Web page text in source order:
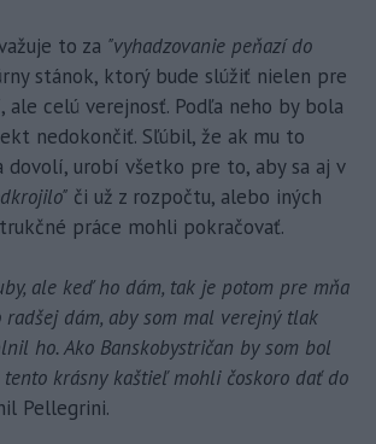
to za "vyhadzovanie peňazí do
stánok, ktorý bude slúžiť nielen pre
ale celú verejnosť. Podľa neho by bola
nedokončiť. Sľúbil, že ak mu to
dovolí, urobí všetko pre to, aby sa aj v
či už z rozpočtu, alebo iných
práce mohli pokračovať.
ale keď ho dám, tak je potom pre mňa
radšej dám, aby som mal verejný tlak
ho. Ako Banskobystričan by som bol
tento krásny kaštieľ mohli čoskoro dať do
Pellegrini.